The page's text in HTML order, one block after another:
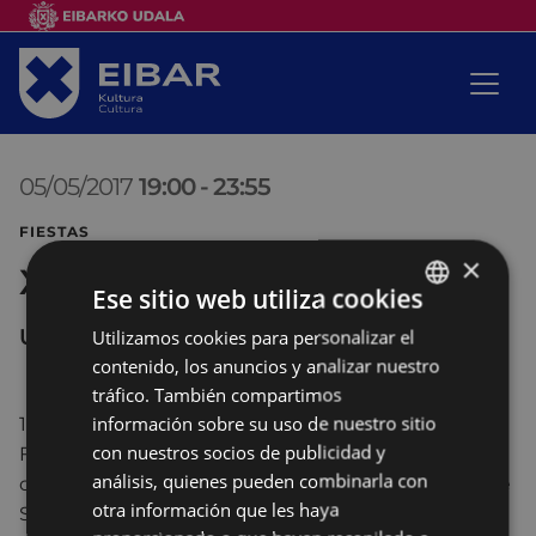
05/05/2017 19:00 -23:55
FIESTAS
XXXIV Dia das Letras Galegas
URKIZU
19:00.- Apertura oficialdel bar de la Comisión de
Fiestas Galegas en el parque de Urkizu, con venta
de pulpo “A Feira”, lacón, empanada, queso, tarta de
Santiago, vinos de Ribeiro y Albariño, junto a otros
BASQUE
SPANISH
×
Ese sitio web utiliza cookies
Utilizamos cookies para personalizar el
contenido, los anuncios y analizar nuestro
tráfico. También compartimos
información sobre su uso de nuestro sitio
con nuestros socios de publicidad y
análisis, quienes pueden combinarla con
otra información que les haya